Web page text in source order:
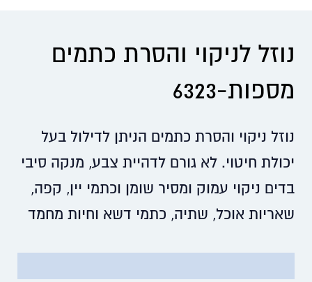
נוזל לניקוי והסרת כתמים
מספות-6323
נוזל ניקוי והסרת כתמים הניתן לדילול בעל
יכולת חיטוי. לא גורם לדהיית צבע, מנקה סיבי
בדים ניקוי עמוק ומסיר שומן וכתמי יין, קפה,
שאריות אוכל, שתיה, כתמי דשא וחיות מחמד